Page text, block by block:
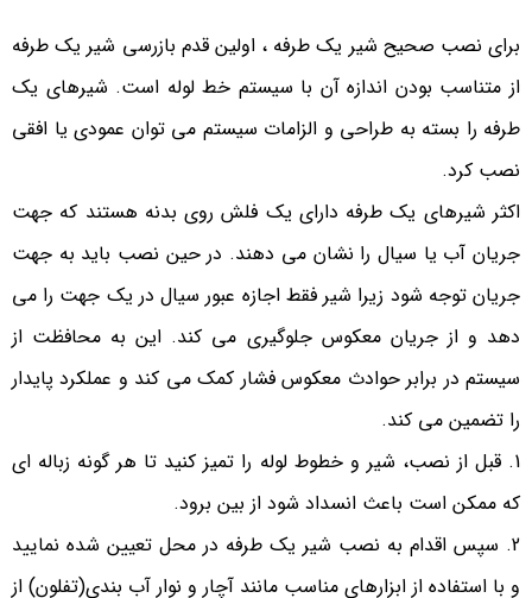
برای نصب صحیح شیر یک طرفه ، اولین قدم بازرسی شیر یک طرفه
از متناسب بودن اندازه آن با سیستم خط لوله است. شیرهای یک
طرفه را بسته به طراحی و الزامات سیستم می توان عمودی یا افقی
نصب کرد.
اکثر شیرهای یک طرفه دارای یک فلش روی بدنه هستند که جهت
جریان آب یا سیال را نشان می دهند. در حین نصب باید به جهت
جریان توجه شود زیرا شیر فقط اجازه عبور سیال در یک جهت را می
دهد و از جریان معکوس جلوگیری می کند. این به محافظت از
سیستم در برابر حوادث معکوس فشار کمک می کند و عملکرد پایدار
را تضمین می کند.
قبل از نصب، شیر و خطوط لوله را تمیز کنید تا هر گونه زباله ای
که ممکن است باعث انسداد شود از بین برود.
سپس اقدام به نصب شیر یک طرفه در محل تعیین شده نمایید
و با استفاده از ابزارهای مناسب مانند آچار و نوار آب بندی(تفلون) از